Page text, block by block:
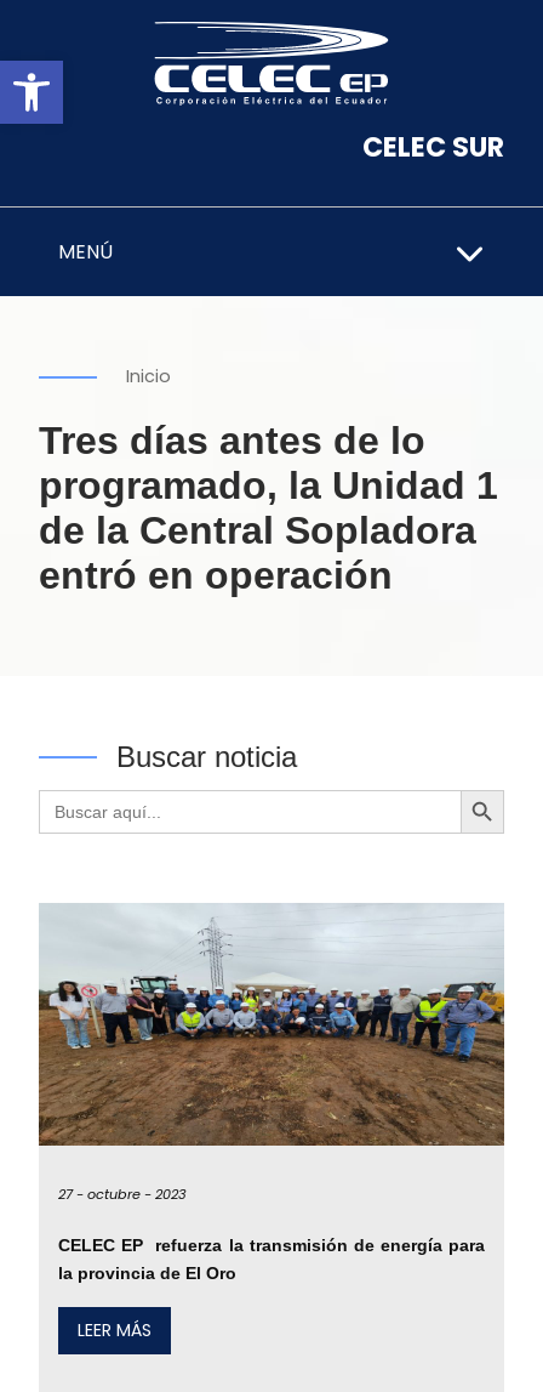
Abrir barra de herramientas
CELEC SUR
MENÚ
Inicio
Tres días antes de lo
programado, la Unidad 1
de la Central Sopladora
entró en operación
Buscar noticia
Buscar: Botón de búsqueda
27 -octubre -2023
CELEC EP refuerza la transmisión de energía para
la provincia de El Oro
LEER MÁS